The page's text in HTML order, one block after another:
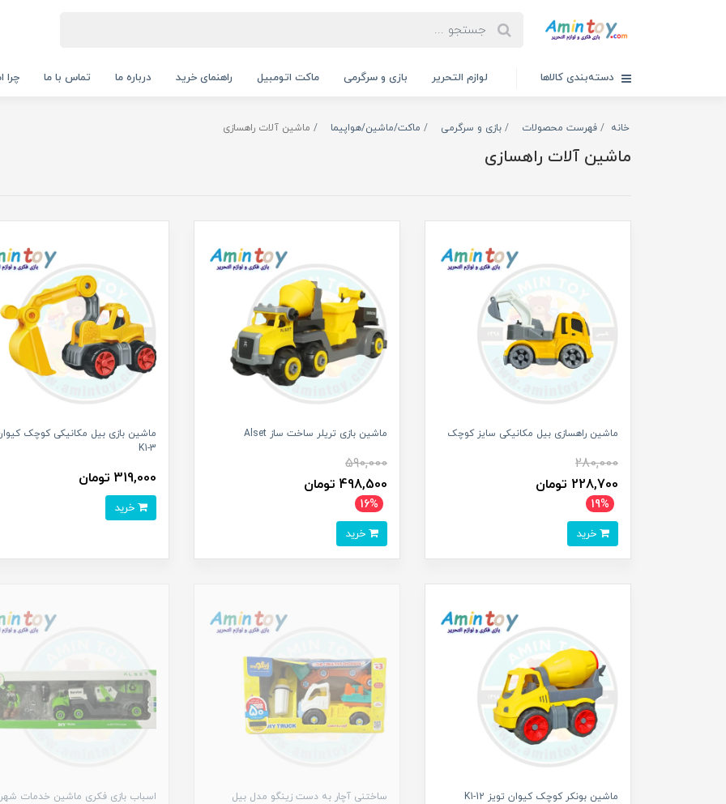
دسته‌بندی کالاها لوازم التحریر بازی و سرگرمی ماکت اتومبیل راهنمای خرید درباره ما تماس با ما چرا
خانه فهرست محصولات بازی و سرگرمی ماکت/ماشین/هواپیما ماشین آلات راهسازی
ماشین آلات راهسازی
ماشین راهسازی بیل مکانیکی سایز کوچک
280,000
228,700 تومان
19%
ماشین بازی تریلر ساخت ساز Alset
590,000
498,500 تومان
16%
ماشین بازی بیل مکانیکی کوچک
K1-3
319,000 تومان
ماشین بونکر کوچک کیوان تویز K1-12
ساختنی آچار به دست زینگو مدل بیل
اسباب بازی فکری ماشین خدمات